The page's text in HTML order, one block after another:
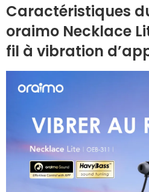
Caractéristiques
oraimo Necklace
fil à vibration